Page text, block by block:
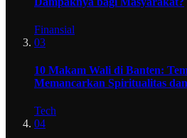
Finansial
03
10 Makam Wali di Banten:
Memancarkan Spiritualitas
Tech
04